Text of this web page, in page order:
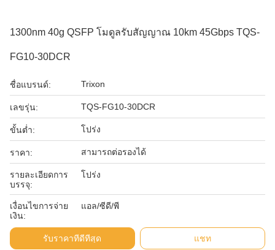
1300nm 40g QSFP โมดูลรับสัญญาณ 10km 45Gbps TQS-
FG10-30DCR
ชื่อแบรนด์: Trixon
เลขรุ่น: TQS-FG10-30DCR
ขั้นต่ำ: โปร่ง
ราคา: สามารถต่อรองได้
รายละเอียดการ
บรรจุ:
โปร่ง
เงื่อนไขการจ่าย
เงิน:
แอล/ซีดี/พี
รับราคาที่ดีที่สุด แชท